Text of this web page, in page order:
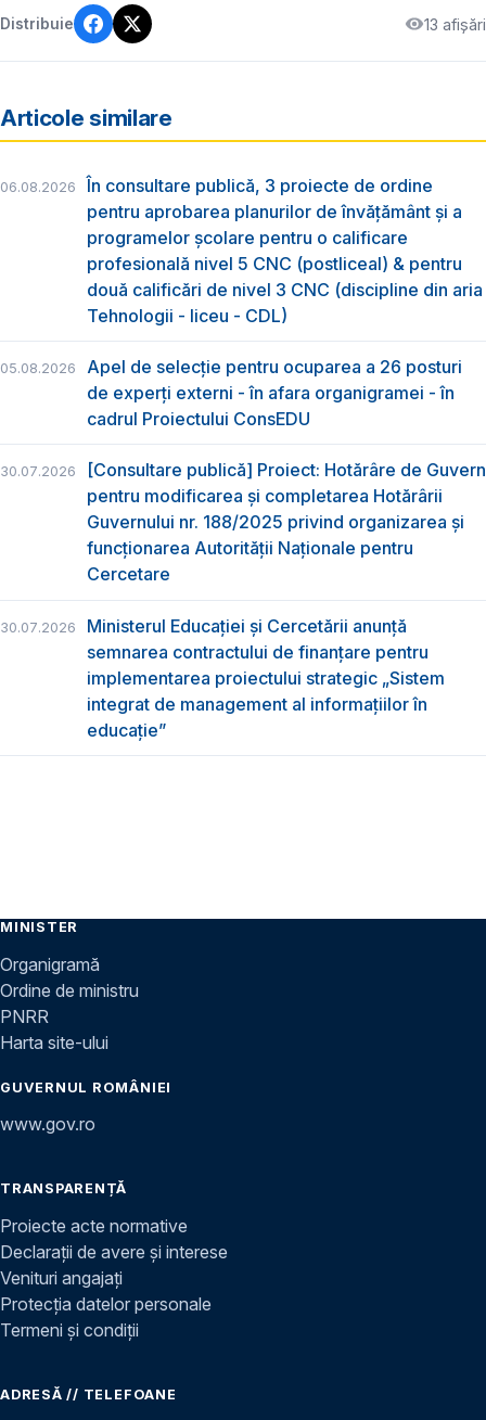
Distribuie 13 afișări
Articole similare
06.08.2026
În consultare publică, 3 proiecte de ordine
pentru aprobarea planurilor de învățământ și a
programelor școlare pentru o calificare
profesională nivel 5 CNC (postliceal) & pentru
două calificări de nivel 3 CNC (discipline din aria
Tehnologii - liceu - CDL)
05.08.2026
Apel de selecție pentru ocuparea a 26 posturi
de experți externi - în afara organigramei - în
cadrul Proiectului ConsEDU
30.07.2026
[Consultare publică] Proiect: Hotărâre de Guvern
pentru modificarea și completarea Hotărârii
Guvernului nr. 188/2025 privind organizarea şi
funcţionarea Autorităţii Naţionale pentru
Cercetare
30.07.2026
Ministerul Educației și Cercetării anunță
semnarea contractului de finanțare pentru
implementarea proiectului strategic „Sistem
integrat de management al informațiilor în
educație”
MINISTER
Organigramă
Ordine de ministru
PNRR
Harta site-ului
GUVERNUL ROMÂNIEI
www.gov.ro
TRANSPARENȚĂ
Proiecte acte normative
Declarații de avere și interese
Venituri angajați
Protecția datelor personale
Termeni și condiții
ADRESĂ // TELEFOANE